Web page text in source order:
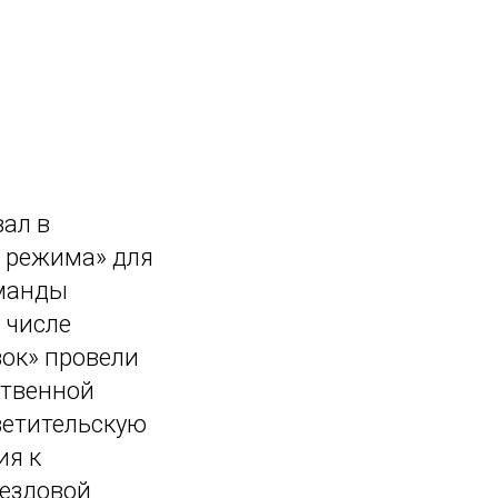
в
режима» для
провели
к